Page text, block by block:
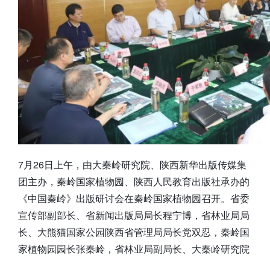
7月26日上午，由大秦岭研究院、陕西新华出版传媒集
团主办，秦岭国家植物园、陕西人民教育出版社承办的
《中国秦岭》出版研讨会在秦岭国家植物园召开。省委
宣传部副部长、省新闻出版局局长程宁博，省林业局局
长、大熊猫国家公园陕西省管理局局长党双忍，秦岭国
家植物园园长张秦岭，省林业局副局长、大秦岭研究院